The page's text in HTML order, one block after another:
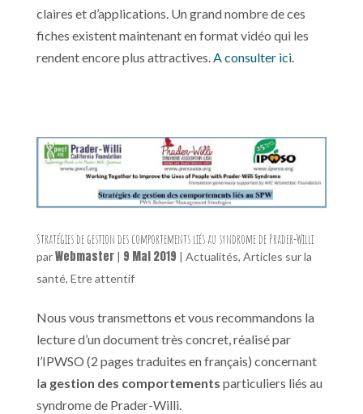
claires et d’applications. Un grand nombre de ces
fiches existent maintenant en format vidéo qui les
rendent encore plus attractives.A consulter ici.
Stratégies de gestion des comportements liés au syndrome de Prader-Willi
parWebmaster| 9 Mai 2019 | Actualités, Articles sur la
santé, Etre attentif
Nous vous transmettons et vous recommandons la
lecture d’un document très concret, réalisé par
l’IPWSO (2 pages traduites en français) concernant
la gestion des comportements particuliers liés au
syndrome de Prader-Willi.